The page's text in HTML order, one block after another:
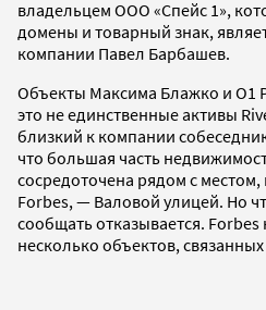
владельцем ООО «Спейс 1»,
домены и товарный знак,
компании Павел Барбашев.
Объекты Максима Блажко и O1
это не единственные активы
близкий к компании
что большая часть
сосредоточена рядом с
Forbes, — Валовой улицей. Но
сообщать отказывается.
несколько объектов,